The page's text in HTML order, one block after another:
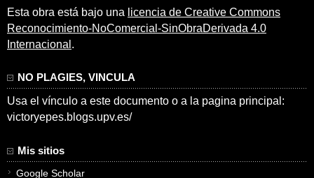
Esta obra está bajo una licencia de Creative Commons
Reconocimiento-NoComercial-SinObraDerivada 4.0
Internacional .
NO PLAGIES, VINCULA
Usa el vínculo a este documento o a la pagina principal:
victoryepes.blogs.upv.es/
Mis sitios
Google Scholar